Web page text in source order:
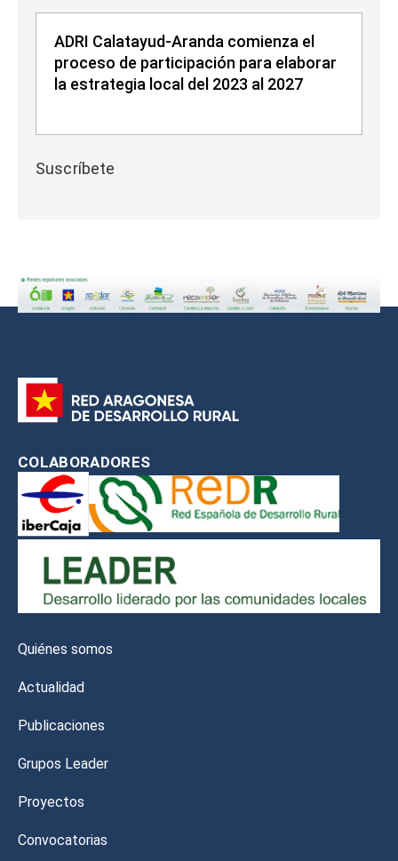
ADRI Calatayud-Aranda comienza el
proceso de participación para elaborar
la estrategia local del 2023 al 2027
Suscríbete
COLABORADORES
Quiénes somos
Actualidad
Publicaciones
Grupos Leader
Proyectos
Convocatorias